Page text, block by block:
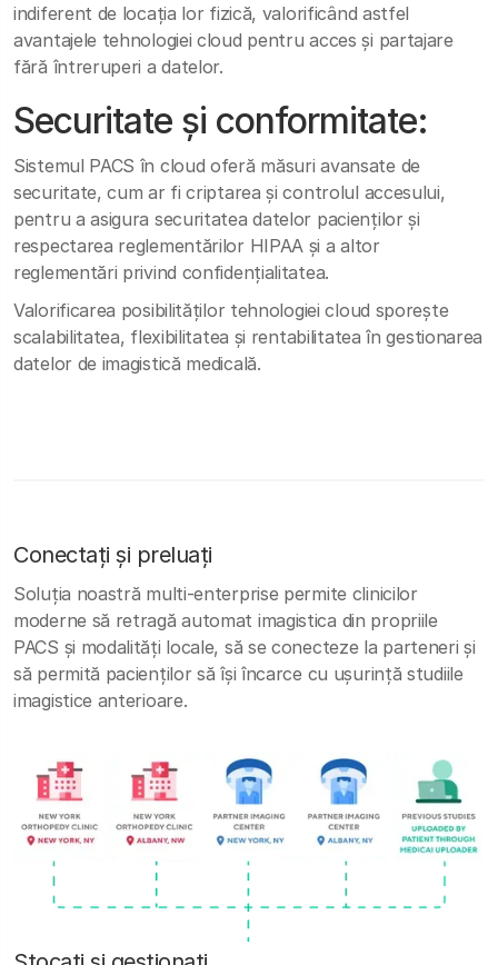
indiferent de locația lor fizică, valorificând astfel
avantajele tehnologiei cloud pentru acces și partajare
fără întreruperi a datelor.
Securitate și conformitate:
Sistemul PACS în cloud oferă măsuri avansate de
securitate, cum ar fi criptarea și controlul accesului,
pentru a asigura securitatea datelor pacienților și
respectarea reglementărilor HIPAA și a altor
reglementări privind confidențialitatea.
Valorificarea posibilităților tehnologiei cloud sporește
scalabilitatea, flexibilitatea și rentabilitatea în gestionarea
datelor de imagistică medicală.
Conectați și preluați
Soluția noastră multi-enterprise permite clinicilor
moderne să retragă automat imagistica din propriile
PACS și modalități locale, să se conecteze la parteneri și
să permită pacienților să își încarce cu ușurință studiile
imagistice anterioare.